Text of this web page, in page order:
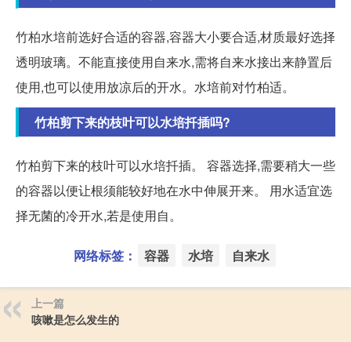
竹柏水培前选好合适的容器,容器大小要合适,材质最好选择
透明玻璃。不能直接使用自来水,需将自来水接出来静置后
使用,也可以使用放凉后的开水。水培前对竹柏适。
竹柏剪下来的枝叶可以水培扦插吗?
竹柏剪下来的枝叶可以水培扦插。 容器选择,需要稍大一些
的容器以便让根须能较好地在水中伸展开来。 用水适宜选
择无菌的冷开水,若是使用自。
网络标签： 容器 水培 自来水
上一篇
咳嗽是怎么发生的